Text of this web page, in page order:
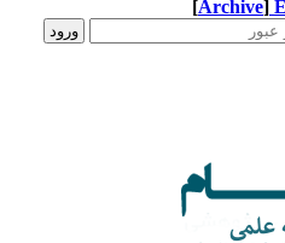
[Archive]